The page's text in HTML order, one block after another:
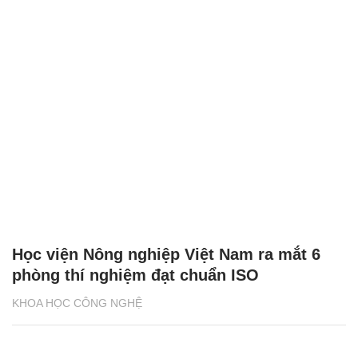
KHOA HỌC CÔNG NGHỆ
Học viện Nông nghiệp Việt Nam ra mắt 6
phòng thí nghiệm đạt chuẩn ISO